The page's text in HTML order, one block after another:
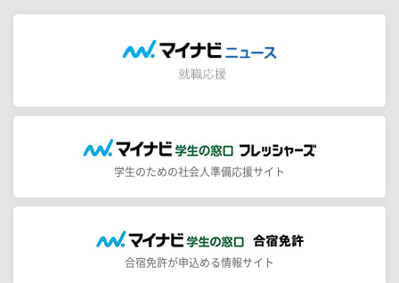
学生のための社会人準備応援サイト
合宿免許が申込める情報サイト